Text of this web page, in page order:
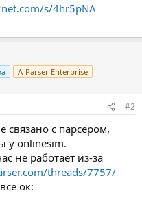
s/4hr5pNA
A-Parser Enterprise
#2
связано с парсером,
у onlinesim.
не работает из-за
threads/7757/
ок: